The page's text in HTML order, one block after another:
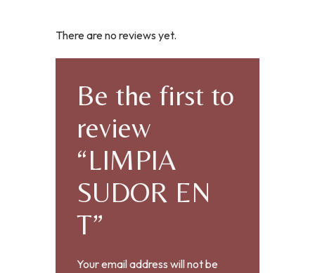
There are no reviews yet.
Be the first to
review
“LIMPIA
SUDOR EN
T”
Your email address will not be